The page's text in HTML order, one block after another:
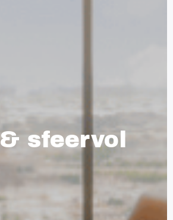
sfeervol